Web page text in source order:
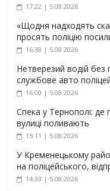
17:22 | 5.08.2026
«Щодня надходять
просять поліцію
16:38 | 5.08.2026
Нетверезий водій без
службове авто
16:00 | 5.08.2026
Спека у Тернополі: де
вулиці поливають
15:11 | 5.08.2026
У Кременецькому
на поліцейського,
14:33 | 5.08.2026